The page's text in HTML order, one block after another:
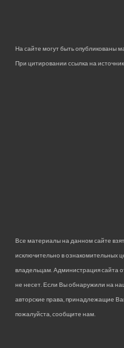
На сайте могут быть опубликованы
При цитировании ссылка на
Все материалы на данном сайте
исключительно в ознакомительных
владельцам. Администрация сайта
не несет. Если Вы обнаружили на
авторские права, принадлежащие
пожалуйста, сообщите нам.